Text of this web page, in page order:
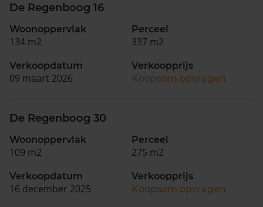
De Regenboog 16
Woonoppervlak
134 m2
Perceel
337 m2
Verkoopdatum
09 maart 2026
Verkoopprijs
Koopsom opvragen
De Regenboog 30
Woonoppervlak
109 m2
Perceel
275 m2
Verkoopdatum
16 december 2025
Verkoopprijs
Koopsom opvragen